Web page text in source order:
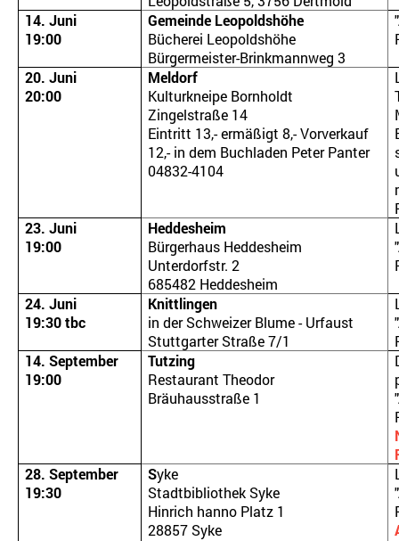
14. Juni
19:00
Gemeinde Leopoldshöhe
Bücherei Leopoldshöhe
Bürgermeister-Brinkmannweg 3
20. Juni
20:00
Meldorf
Kulturkneipe Bornholdt
Zingelstraße 14
Eintritt 13,- ermäßigt 8,- Vorverkauf
12,- in dem Buchladen Peter Panter
04832-4104
23. Juni
19:00
Heddesheim
Bürgerhaus Heddesheim
Unterdorfstr. 2
685482 Heddesheim
24. Juni
19:30 tbc
Knittlingen
in der Schweizer Blume - Urfaust
Stuttgarter Straße 7/1
14. September
19:00
Tutzing
Restaurant Theodor
Bräuhausstraße 1
28. September
19:30
Syke
Stadtbibliothek Syke
Hinrich hanno Platz 1
28857 Syke